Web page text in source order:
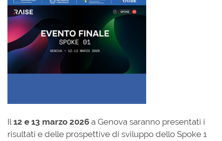
Il12 e 13 marzo 2026 a Genova saranno presentati i
risultati e delle prospettive di sviluppo dello Spoke 1